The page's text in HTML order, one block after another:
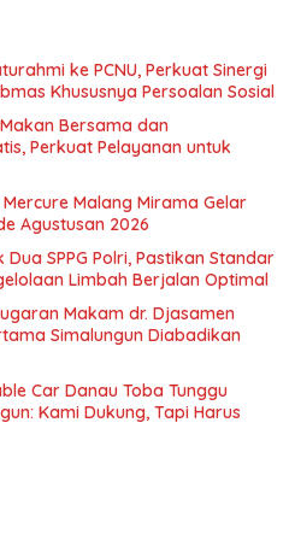
ke PCNU, Perkuat Sinergi
Khususnya Persoalan Sosial
Bersama dan
Perkuat Pelayanan untuk
Mercure Malang Mirama Gelar
Agustusan 2026
SPPG Polri, Pastikan Standar
Limbah Berjalan Optimal
Makam dr. Djasamen
Simalungun Diabadikan
Car Danau Toba Tunggu
Kami Dukung, Tapi Harus